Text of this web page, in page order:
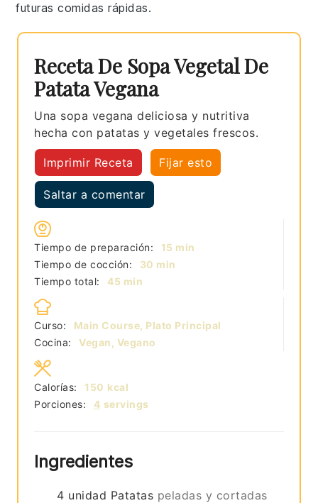
futuras comidas rápidas.
Receta De Sopa Vegetal De
Patata Vegana
Una sopa vegana deliciosa y nutritiva
hecha con patatas y vegetales frescos.
Imprimir Receta Fijar esto
Saltar a comentar
Tiempo de preparación: 15 minutos
min
Tiempo de cocción:
30 minutos
min
Tiempo total:
45 minutos
min
Curso:
Main Course, Plato Principal
Cocina:
Vegan, Vegano
Porciones: 4 servings
Calorías: 150 kcal
Ingredientes
4 unidad Patatas peladas y cortadas